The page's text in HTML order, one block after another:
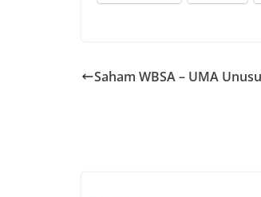
Saham WBSA – UMA